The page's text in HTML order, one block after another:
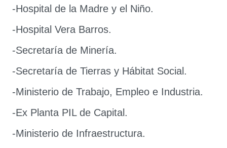
-Hospital de la Madre y el Niño.
-Hospital Vera Barros.
-Secretaría de Minería.
-Secretaría de Tierras y Hábitat Social.
-Ministerio de Trabajo, Empleo e Industria.
-Ex Planta PIL de Capital.
-Ministerio de Infraestructura.